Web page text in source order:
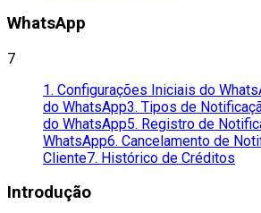
WhatsApp
7
1. Configurações Iniciais do
do WhatsApp3. Tipos de
do WhatsApp5. Registro de
WhatsApp6. Cancelamento de
Cliente7. Histórico de Créditos
Introdução